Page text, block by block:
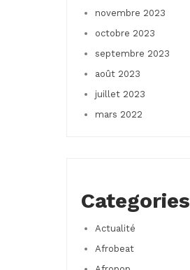
novembre 2023
octobre 2023
septembre 2023
août 2023
juillet 2023
mars 2022
Categories
Actualité
Afrobeat